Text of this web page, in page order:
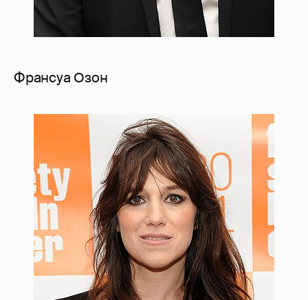
Франсуа Озон